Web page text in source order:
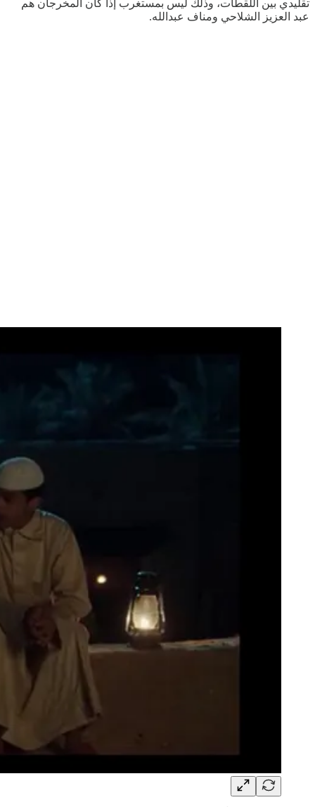
تقليدي بين اللقطات، وذلك ليس بمستغرب إذا كان المخرجان هم
عبد العزيز الشلاحي ومناف عبدالله.